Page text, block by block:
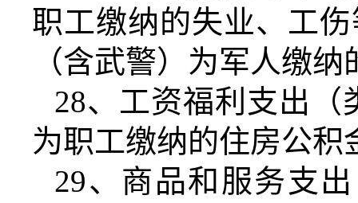
职工缴纳的失业、工
（含武警）为军人缴
28、工资福利支出（
为职工缴纳的住房公积
29、商品和服务支